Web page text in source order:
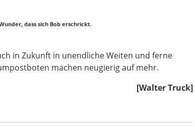
dass sich Bob erschrickt.
in Zukunft in unendliche Weiten und ferne
machen neugierig auf mehr.
[Walter Truck]